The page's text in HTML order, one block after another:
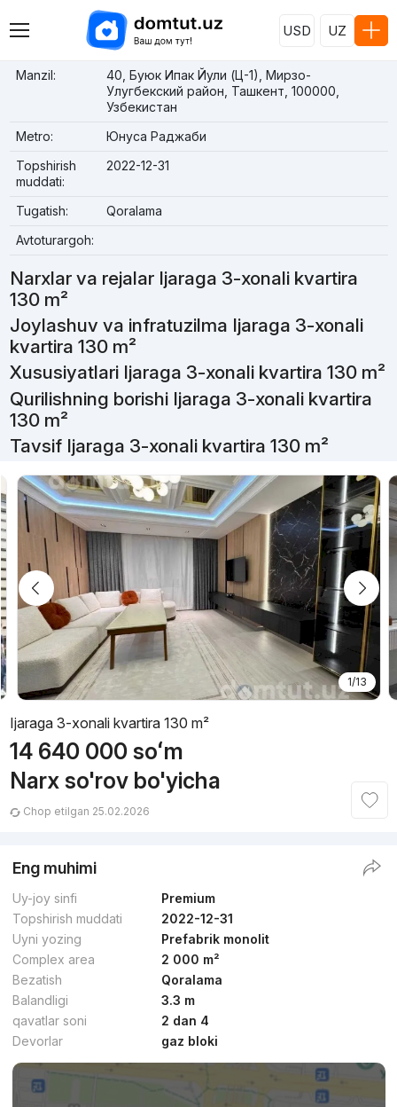
USD UZ
Manzil:
40, Буюк Ипак Йули (Ц-1), Мирзо-
Улугбекский район, Ташкент, 100000,
Узбекистан
Metro:
Юнуса Раджаби
Topshirish
muddati:
2022-12-31
Tugatish:
Qoralama
Avtoturargoh:
Narxlar va rejalar Ijaraga 3-xonali kvartira
130 m²
Joylashuv va infratuzilma Ijaraga 3-xonali
kvartira 130 m²
Xususiyatlari Ijaraga 3-xonali kvartira 130 m²
Qurilishning borishi Ijaraga 3-xonali kvartira
130 m²
Tavsif Ijaraga 3-xonali kvartira 130 m²
1/13
Ijaraga 3-xonali kvartira 130 m²
14 640 000 soʻm
Narx so'rov bo'yicha
Chop etilgan 25.02.2026
Eng muhimi
Uy-joy sinfi
Premium
Topshirish muddati
2022-12-31
Uyni yozing
Prefabrik monolit
Complex area
2 000 m²
Bezatish
Qoralama
Balandligi
3.3 m
qavatlar soni
2 dan 4
Devorlar
gaz bloki